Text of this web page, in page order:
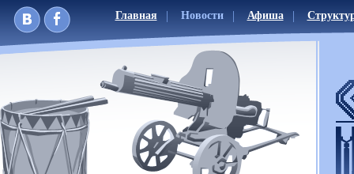
Главная Новости Афиша